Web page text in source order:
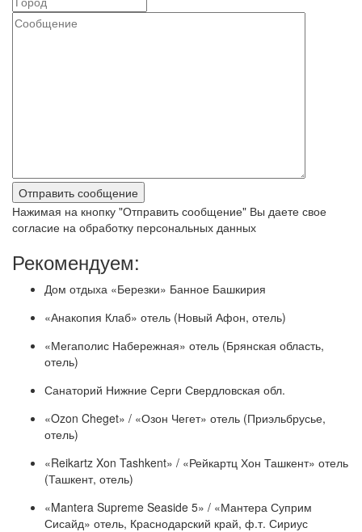
Нажимая на кнопку "Отправить сообщение" Вы даете свое
согласие на обработку персональных данных
Рекомендуем:
Дом отдыха «Березки» Банное Башкирия
«Анакопия Клаб» отель (Новый Афон, отель)
«Мегаполис Набережная» отель (Брянская область,
отель)
Санаторий Нижние Серги Свердловская обл.
«Ozon Cheget» / «Озон Чегет» отель (Приэльбрусье,
отель)
«Reikartz Xon Tashkent» / «Рейкартц Хон Ташкент» отель
(Ташкент, отель)
«Mantera Supreme Seaside 5» / «Мантера Суприм
Сисайд» отель, Краснодарский край, ф.т. Сириус